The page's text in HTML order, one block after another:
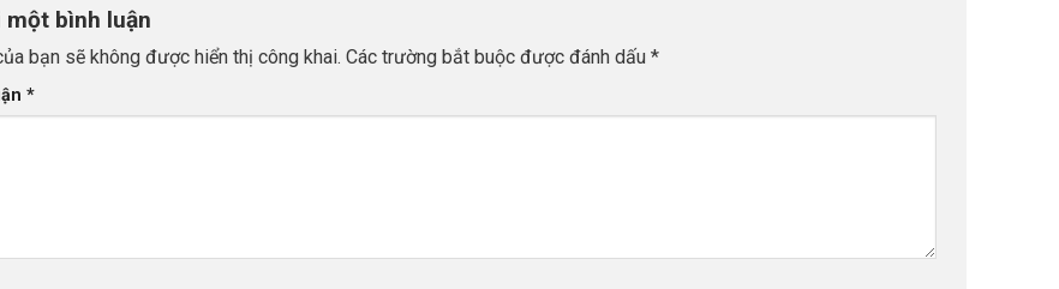
một bình luận
bạn sẽ không được hiển thị công khai. Các trường bắt buộc được đánh dấu *
*